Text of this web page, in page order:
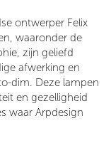
ontwerper Felix
waaronder de
zijn geliefd
afwerking en
dim. Deze lampen
en gezelligheid
waar Arpdesign